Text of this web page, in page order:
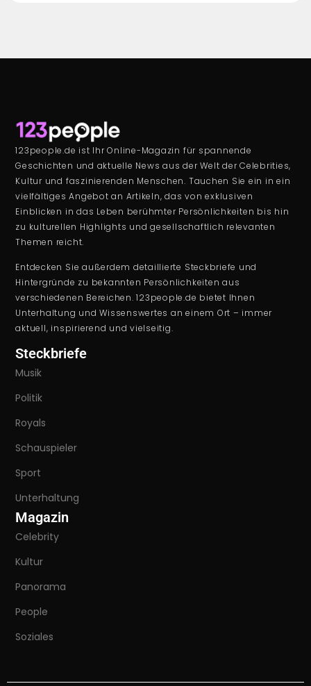
123people.de ist Ihr Online-Magazin für spannende
Geschichten und aktuelle News aus der Welt der Celebrities,
Kultur und faszinierenden Menschen. Tauchen Sie ein in ein
vielfältiges Angebot an Artikeln, das von exklusiven
Einblicken in das Leben berühmter Persönlichkeiten bis hin
zu kulturellen Highlights und gesellschaftlich relevanten
Themen reicht.
Entdecken Sie außerdem detaillierte Steckbriefe und
Hintergründe zu bekannten Persönlichkeiten aus
verschiedenen Bereichen. 123people.de bietet Ihnen
Unterhaltung und Wissenswertes an einem Ort – immer
aktuell, inspirierend und vielseitig.
Steckbriefe
Musik
Politik
Royals
Schauspieler
Sport
Unterhaltung
Magazin
Celebrity
Kultur
Panorama
People
Soziales